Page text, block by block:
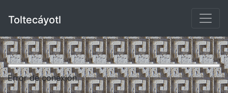
Toltecáyotl
Error de conexión.